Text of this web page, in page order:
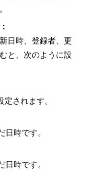
日時、登録者、更
と、次のように設
されます。
日時です。
日時です。